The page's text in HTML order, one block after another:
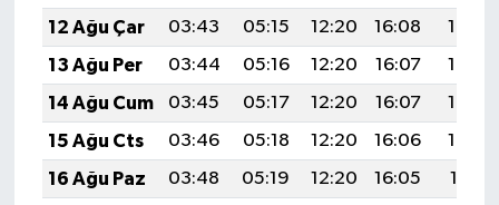
12 Ağu Çar
03:43 05:15 12:20 16:08
19:16
13 Ağu Per
03:44 05:16 12:20 16:07
19:15
14 Ağu Cum
03:45 05:17 12:20 16:07
19:13
15 Ağu Cts
03:46 05:18 12:20 16:06
19:12
16 Ağu Paz
03:48 05:19 12:20 16:05
19:11